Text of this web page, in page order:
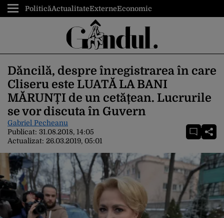
PoliticăActualitateExterneEconomic
Dăncilă, despre înregistrarea în care
Cliseru este LUATĂ LA BANI
MĂRUNȚI de un cetățean. Lucrurile
se vor discuta în Guvern
Gabriel Pecheanu
Publicat: 31.08.2018, 14:05
Actualizat: 26.03.2019, 05:01